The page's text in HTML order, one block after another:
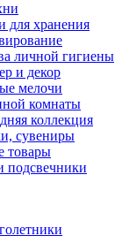
для хранения
личной гигиены
и декор
мелочи
комнаты
коллекция
сувениры
товары
подсвечники